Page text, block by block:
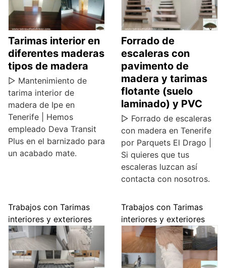
Tarimas interior en
diferentes maderas
tipos de madera
▷ Mantenimiento de
tarima interior de
madera de Ipe en
Tenerife | Hemos
empleado Deva Transit
Plus en el barnizado para
un acabado mate.
Forrado de
escaleras con
pavimento de
madera y tarimas
flotante (suelo
laminado) y PVC
▷ Forrado de escaleras
con madera en Tenerife
por Parquets El Drago |
Si quieres que tus
escaleras luzcan así
contacta con nosotros.
Trabajos con Tarimas
interiores y exteriores
Trabajos con Tarimas
interiores y exteriores